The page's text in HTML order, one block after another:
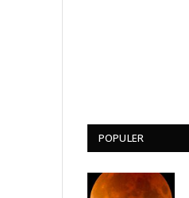
POPULER